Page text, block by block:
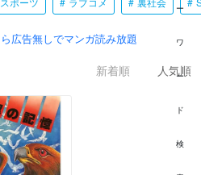
新着順 人気順